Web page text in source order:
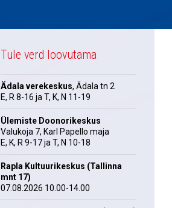
Tule verd loovutama
Ädala verekeskus, Ädala tn 2
E, R 8-16 ja T, K, N 11-19
Ülemiste Doonorikeskus
Valukoja 7, Karl Papello maja
E, K, R 9-17 ja T, N 10-18
Rapla Kultuurikeskus (Tallinna
mnt 17)
07.08.2026 10.00-14.00